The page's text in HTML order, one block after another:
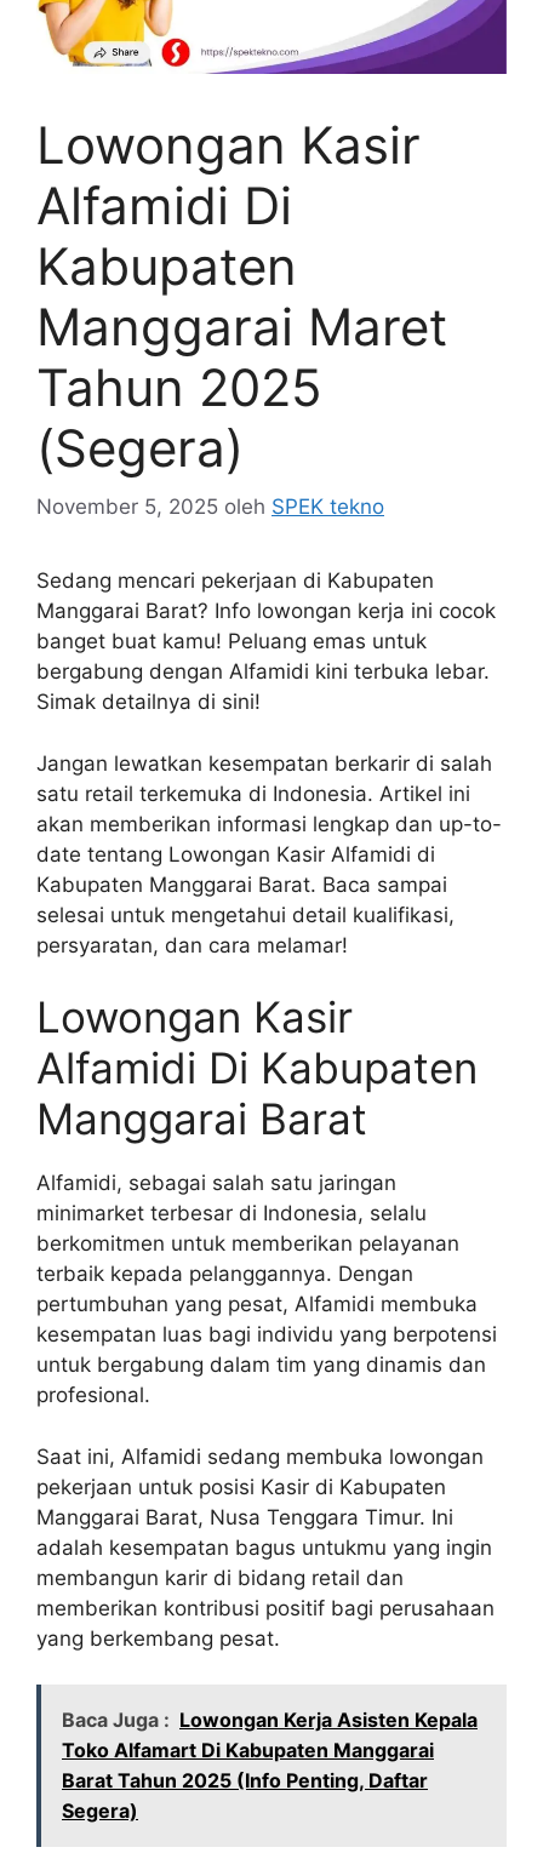
Lowongan Kasir
Alfamidi Di
Kabupaten
Manggarai Maret
Tahun 2025
(Segera)
November 5, 2025 oleh SPEK tekno
Sedang mencari pekerjaan di Kabupaten
Manggarai Barat? Info lowongan kerja ini cocok
banget buat kamu! Peluang emas untuk
bergabung dengan Alfamidi kini terbuka lebar.
Simak detailnya di sini!
Jangan lewatkan kesempatan berkarir di salah
satu retail terkemuka di Indonesia. Artikel ini
akan memberikan informasi lengkap dan up-to-
date tentang Lowongan Kasir Alfamidi di
Kabupaten Manggarai Barat. Baca sampai
selesai untuk mengetahui detail kualifikasi,
persyaratan, dan cara melamar!
Lowongan Kasir
Alfamidi Di Kabupaten
Manggarai Barat
Alfamidi, sebagai salah satu jaringan
minimarket terbesar di Indonesia, selalu
berkomitmen untuk memberikan pelayanan
terbaik kepada pelanggannya. Dengan
pertumbuhan yang pesat, Alfamidi membuka
kesempatan luas bagi individu yang berpotensi
untuk bergabung dalam tim yang dinamis dan
profesional.
Saat ini, Alfamidi sedang membuka lowongan
pekerjaan untuk posisi Kasir di Kabupaten
Manggarai Barat, Nusa Tenggara Timur. Ini
adalah kesempatan bagus untukmu yang ingin
membangun karir di bidang retail dan
memberikan kontribusi positif bagi perusahaan
yang berkembang pesat.
Baca Juga : Lowongan Kerja Asisten Kepala
Toko Alfamart Di Kabupaten Manggarai
Barat Tahun 2025 (Info Penting, Daftar
Segera)